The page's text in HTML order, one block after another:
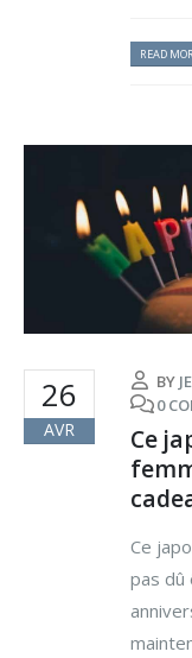
READ
26
AVR
BY
0
Ce
Ce
pas dû